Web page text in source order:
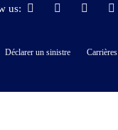
us:
Déclarer un sinistre Carrières